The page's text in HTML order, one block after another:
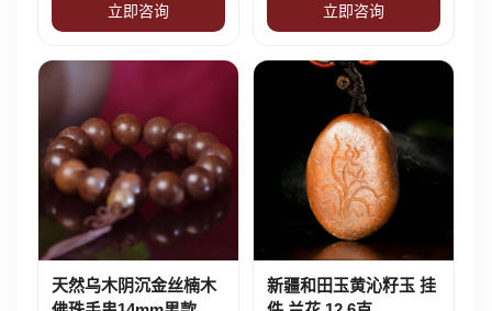
立即咨询 立即咨询
天然乌木阴沉金丝楠木
新疆和田玉黄沁籽玉 挂